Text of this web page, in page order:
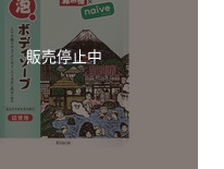
販売停止中